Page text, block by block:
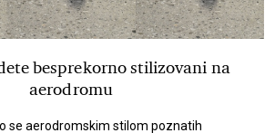
besprekorno stilizovani na
aerodromu
se aerodromskim stilom poznatih